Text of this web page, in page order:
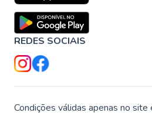
REDES SOCIAIS
Condições válidas apenas no site